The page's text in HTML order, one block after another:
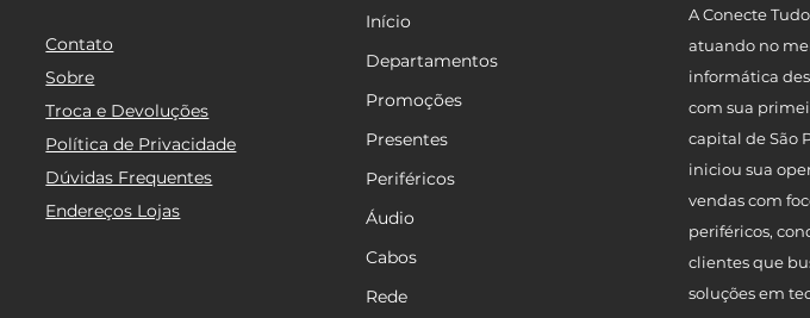
Contato
Sobre
Troca e Devoluções
Política de Privacidade
Dúvidas Frequentes
Endereços Lojas
Início
Departamentos
Promoções
Presentes
Periféricos
Áudio
Cabos
Rede
A Conecte
atuando no
informática
com sua
capital de São
iniciou sua
vendas com
periféricos,
clientes que
soluções em